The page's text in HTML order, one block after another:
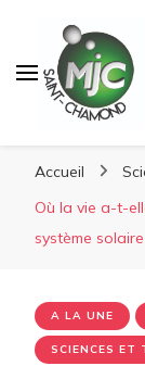
Accueil
Où la vie a-t-
système
A LA UNE
SCIENCES ET